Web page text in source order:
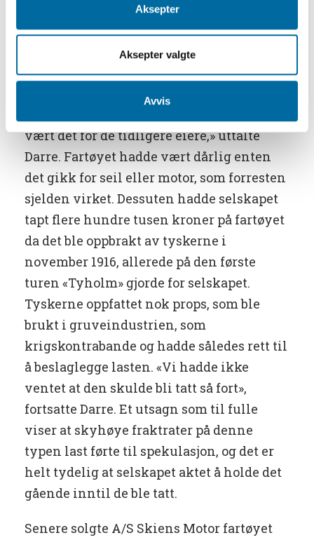
Aksepter
Aksepter valgte
Avvis
disponentene for A/S Skiens Motor som
kjøpte «Tyholm» fra Arendal, som uttalte
dette til den lokale pressen. Vestlandske
Tidende har tatt inn et referat av
samtalen med grossereren. ««Tyholm» ble
vært det for de tidligere eiere,» uttalte
Darre. Fartøyet hadde vært dårlig enten
det gikk for seil eller motor, som forresten
sjelden virket. Dessuten hadde selskapet
tapt flere hundre tusen kroner på fartøyet
da det ble oppbrakt av tyskerne i
november 1916, allerede på den første
turen «Tyholm» gjorde for selskapet.
Tyskerne oppfattet nok props, som ble
brukt i gruveindustrien, som
krigskontrabande og hadde således rett til
å beslaglegge lasten. «Vi hadde ikke
ventet at den skulde bli tatt så fort»,
fortsatte Darre. Et utsagn som til fulle
viser at skyhøye fraktrater på denne
typen last førte til spekulasjon, og det er
helt tydelig at selskapet aktet å holde det
gående inntil de ble tatt.
Senere solgte A/S Skiens Motor fartøyet